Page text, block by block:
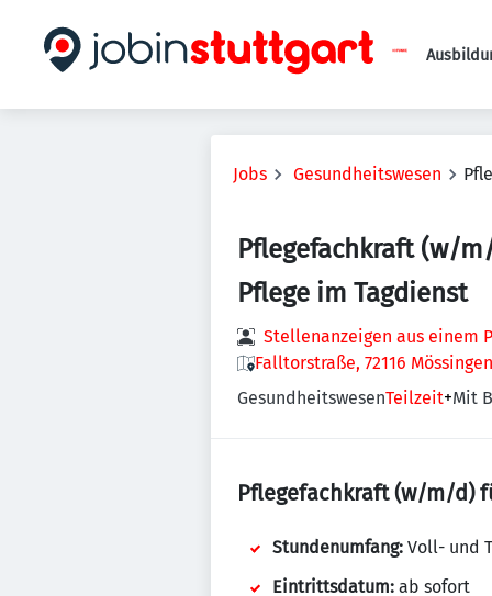
Jobs Gesundheitswesen
Pflegefachkraft (w/
Pflege im Tagdienst
Stellenanzeigen aus einem
Falltorstraße, 72116
GesundheitswesenTeilzeit+Mit
Pflegefachkraft (w/m/d)
Stundenumfang: Voll- und
Eintrittsdatum: ab sofort